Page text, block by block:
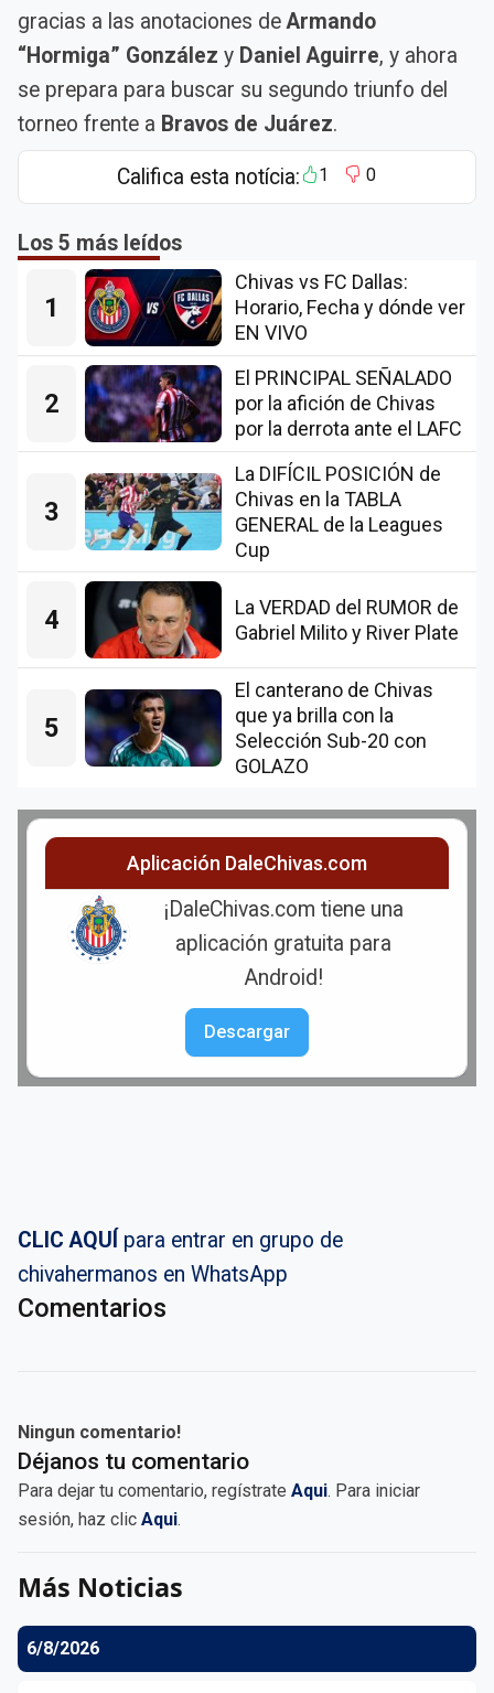
gracias a las anotaciones de Armando
“Hormiga” González y Daniel Aguirre, y ahora
se prepara para buscar su segundo triunfo del
torneo frente a Bravos de Juárez.
Califica esta notícia: 1 0
Los 5 más leídos
1
Chivas vs FC Dallas:
Horario, Fecha y dónde ver
EN VIVO
2
El PRINCIPAL SEÑALADO
por la afición de Chivas
por la derrota ante el LAFC
3
La DIFÍCIL POSICIÓN de
Chivas en la TABLA
GENERAL de la Leagues
Cup
4
La VERDAD del RUMOR de
Gabriel Milito y River Plate
5
El canterano de Chivas
que ya brilla con la
Selección Sub-20 con
GOLAZO
Aplicación DaleChivas.com
¡DaleChivas.com tiene una
aplicación gratuita para
Android!
Descargar
CLIC AQUÍ para entrar en grupo de
chivahermanos en WhatsApp
Comentarios
Ningun comentario!
Déjanos tu comentario
Para dejar tu comentario, regístrate Aqui. Para iniciar
sesión, haz clic Aqui.
Más Noticias
6/8/2026